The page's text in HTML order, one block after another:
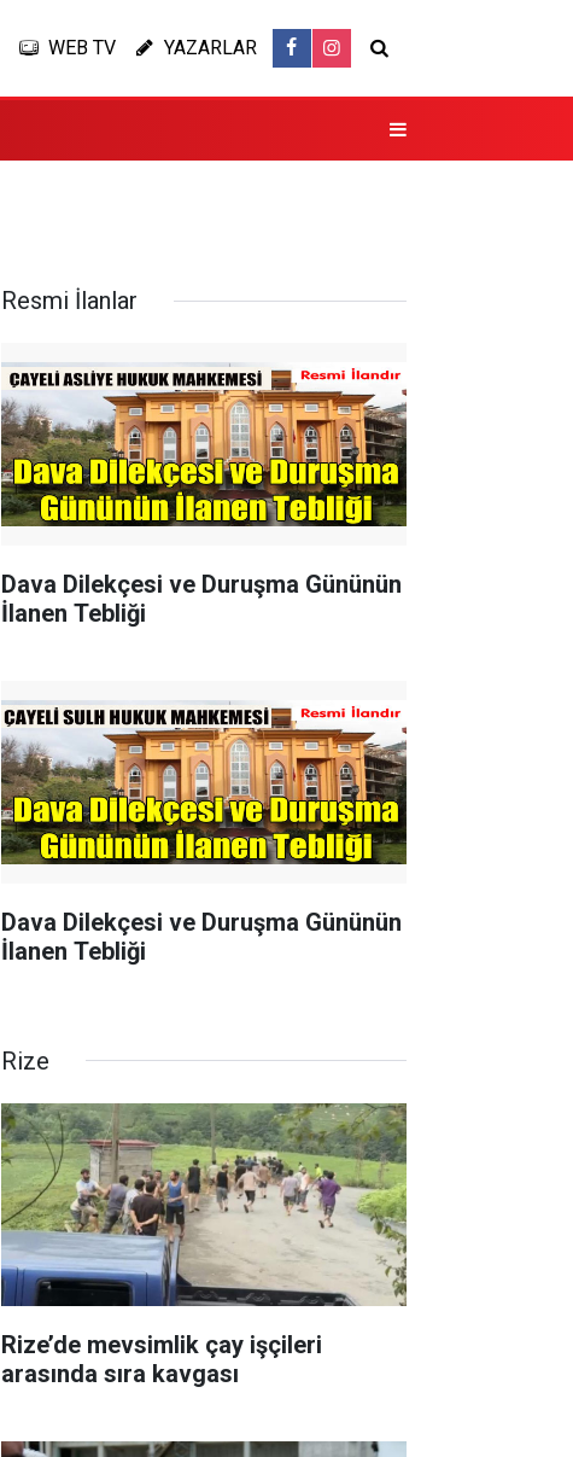
WEB TV YAZARLAR
Resmi İlanlar
Dava Dilekçesi ve Duruşma Gününün
İlanen Tebliği
Dava Dilekçesi ve Duruşma Gününün
İlanen Tebliği
Rize
Rize’de mevsimlik çay işçileri
arasında sıra kavgası